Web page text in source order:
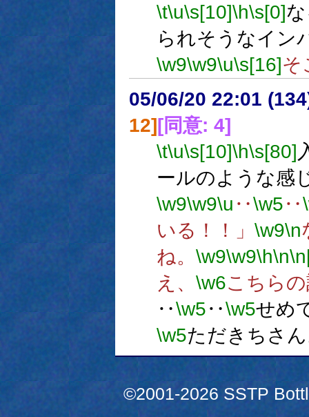
\t\u\s[10]\h\s[0]
られそうなイン
\w9\w9\u\s[16]そ
05/06/20 22:01
12][同意: 4]
\t\u\s[10]\h\s[80]
ールのような感
\w9\w9\u ‥\w5‥
いる！！」 \w9\n
ね。 \w9\w9\h\n
え、 \w6こちら
‥\w5‥\w5せめ
\w5ただきちさ
©2001-2026 SSTP